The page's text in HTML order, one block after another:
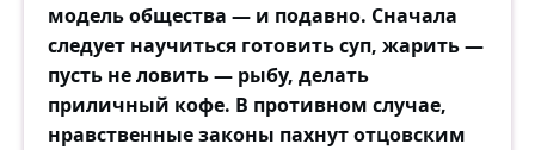
модель общества — и подавно. Сначала
следует научиться готовить суп, жарить —
пусть не ловить — рыбу, делать
приличный кофе. В противном случае,
нравственные законы пахнут отцовским